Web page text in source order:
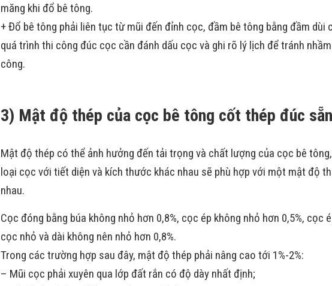
măng khi đổ bê tông.
+ Đổ bê tông phải liên tục từ mũi đến đỉnh cọc, đầm bê tông bằng đầm dùi
quá trình thi công đúc cọc cần đánh dấu cọc và ghi rõ lý lịch để tránh
công.
3) Mật độ thép của cọc bê tông cốt thép đúc
Mật độ thép có thể ảnh hưởng đến tải trọng và chất lượng của cọc bê
loại cọc với tiết diện và kích thước khác nhau sẽ phù hợp với một mật độ
nhau.
Cọc đóng bằng búa không nhỏ hơn 0,8%, cọc ép không nhỏ hơn 0,5%, cọc
cọc nhỏ và dài không nên nhỏ hơn 0,8%.
Trong các trường hợp sau đây, mật độ thép phải nâng cao tới 1%-2%:
– Mũi cọc phải xuyên qua lớp đất rắn có độ dày nhất định;